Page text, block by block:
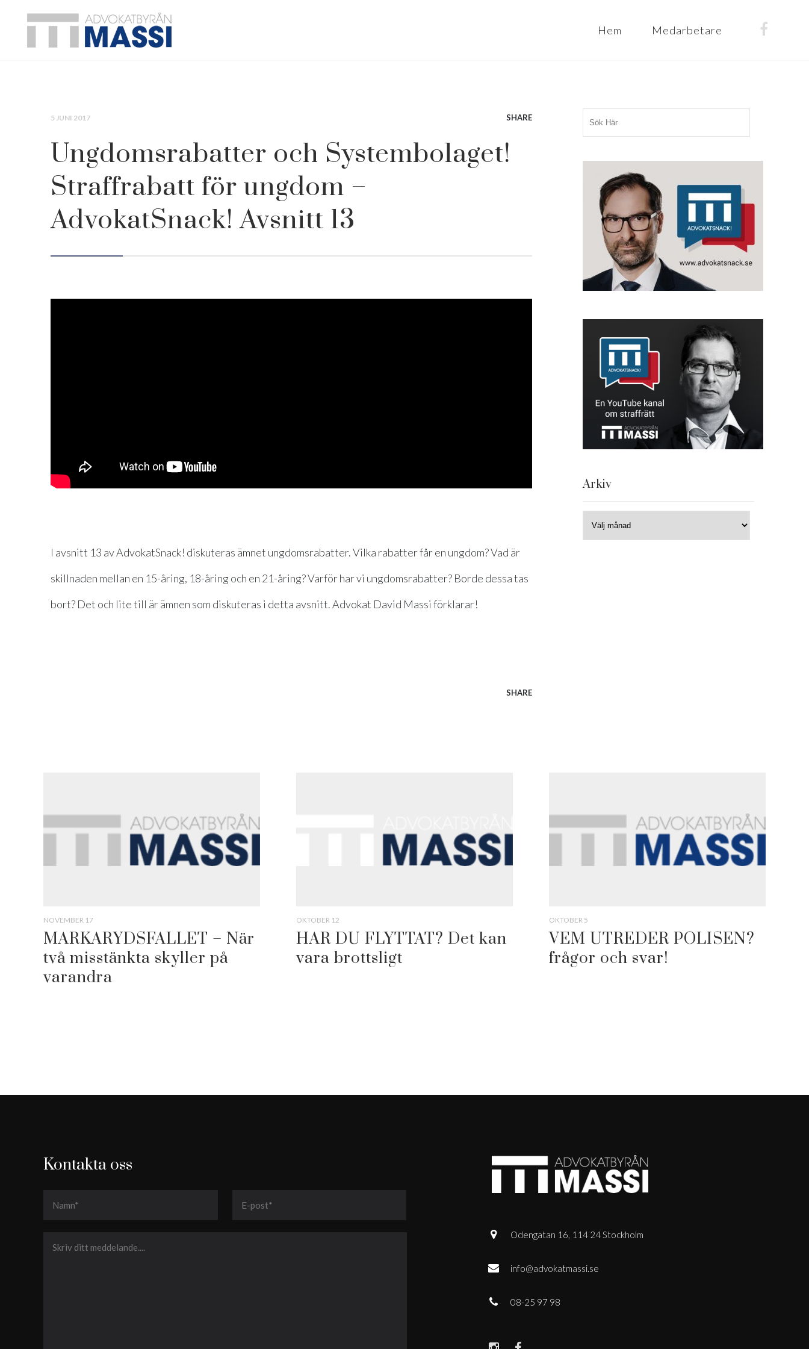
Hem Medarbetare
5 JUNI 2017 SHARE
Ungdomsrabatter och Systembolaget!
Straffrabatt för ungdom –
AdvokatSnack! Avsnitt 13
I avsnitt 13 av AdvokatSnack! diskuteras ämnet ungdomsrabatter. Vilka rabatter får en ungdom? Vad är
skillnaden mellan en 15-åring, 18-åring och en 21-åring? Varför har vi ungdomsrabatter? Borde dessa tas
bort? Det och lite till är ämnen som diskuteras i detta avsnitt. Advokat David Massi förklarar!
SHARE
Arkiv
NOVEMBER 17
MARKARYDSFALLET – När
två misstänkta skyller på
varandra
OKTOBER 12
HAR DU FLYTTAT? Det kan
vara brottsligt
OKTOBER 5
VEM UTREDER POLISEN?
frågor och svar!
Kontakta oss
Odengatan 16, 114 24 Stockholm
info@advokatmassi.se
08-25 97 98